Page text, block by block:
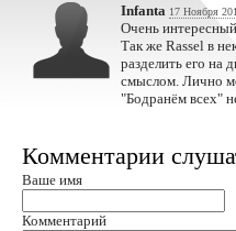
Infanta 17 Ноября
Очень
Так же Rassel в
разделить его на
смыслом. Лично
"Бодранём всех"
Комментарии
Ваше имя
Комментарий